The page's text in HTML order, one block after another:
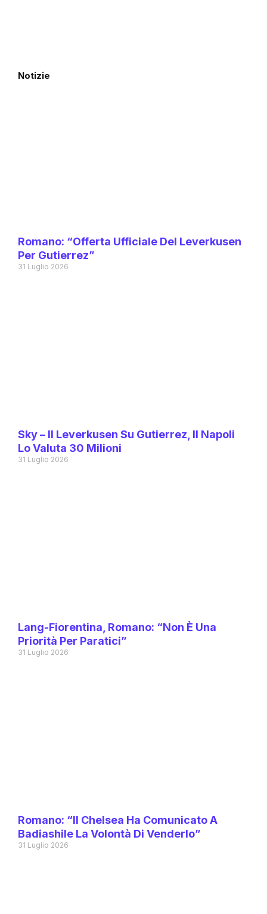
Notizie
Romano: “Offerta Ufficiale Del Leverkusen
Per Gutierrez”
31 Luglio 2026
Sky – Il Leverkusen Su Gutierrez, Il Napoli
Lo Valuta 30 Milioni
31 Luglio 2026
Lang-Fiorentina, Romano: “Non È Una
Priorità Per Paratici”
31 Luglio 2026
Romano: “Il Chelsea Ha Comunicato A
Badiashile La Volontà Di Venderlo”
31 Luglio 2026